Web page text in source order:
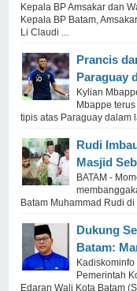
Kepala BP Amsakar dan
Kepala BP Batam,
Li Claudi ...
Prancis
Paraguay
Kylian
Mbappe
tipis atas Paraguay dalam
Rudi
Masjid
BATAM -
Batam Muhammad Rudi
Dukung
Batam:
Pemerintah
Edaran Wali Kota Batam